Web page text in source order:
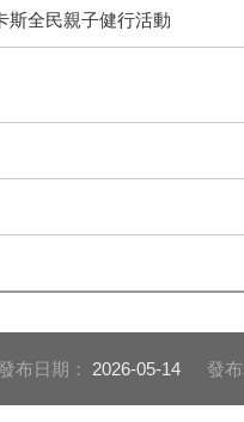
斯全民親子健行活動
發布日期： 2026-05-14 發